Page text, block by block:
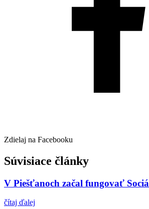
Zdielaj na Facebooku
Súvisiace články
V Piešťanoch začal fungovať
čítaj ďalej